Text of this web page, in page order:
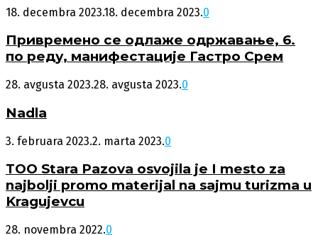
18. decembra 2023.18. decembra 2023.0
Привремено се одлаже одржавање, 6.
по реду, манифестације Гастро Срем
28. avgusta 2023.28. avgusta 2023.0
Nadla
3. februara 2023.2. marta 2023.0
TOO Stara Pazova osvojila je I mesto za
najbolji promo materijal na sajmu turizma u
Kragujevcu
28. novembra 2022.0